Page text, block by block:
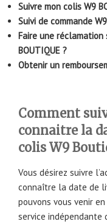
Suivre mon colis W9
Suivi de commande
Faire une
BOUTIQUE ?
Obtenir un
Comment
connaitre la
colis W9
Vous désirez suivre
connaître la date de
pouvons vous venir
service indépendante